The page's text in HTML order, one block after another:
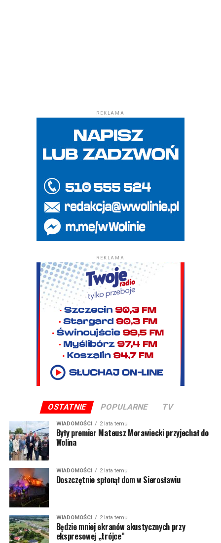
REKLAMA
REKLAMA
OSTATNIE POPULARNE TV
WIADOMOŚCI 2 lata temu
Były premier Mateusz Morawiecki przyjechał do
Wolina
WIADOMOŚCI 2 lata temu
Doszczętnie spłonął dom w Sierosławiu
WIADOMOŚCI 2 lata temu
Będzie mniej ekranów akustycznych przy
ekspresowej „trójce”